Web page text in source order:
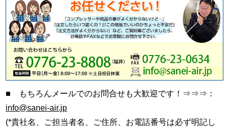
■ もちろんメールでのお問合せも大歓迎です！⇒⇒⇒：
info@sanei-air.jp
(*貴社名、ご担当者名、ご住所、お電話番号は必ず明記し